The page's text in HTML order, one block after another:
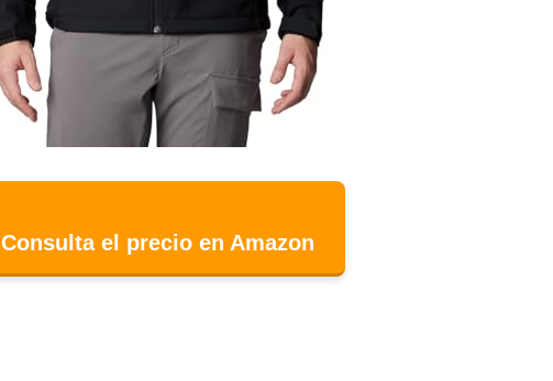
Consulta el precio en Amazon